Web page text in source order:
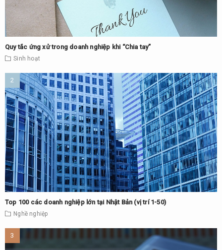
Quy tắc ứng xử trong doanh nghiệp khi “Chia tay”
Sinh hoạt
Top 100 các doanh nghiệp lớn tại Nhật Bản (vị trí 1-50)
Nghề nghiệp